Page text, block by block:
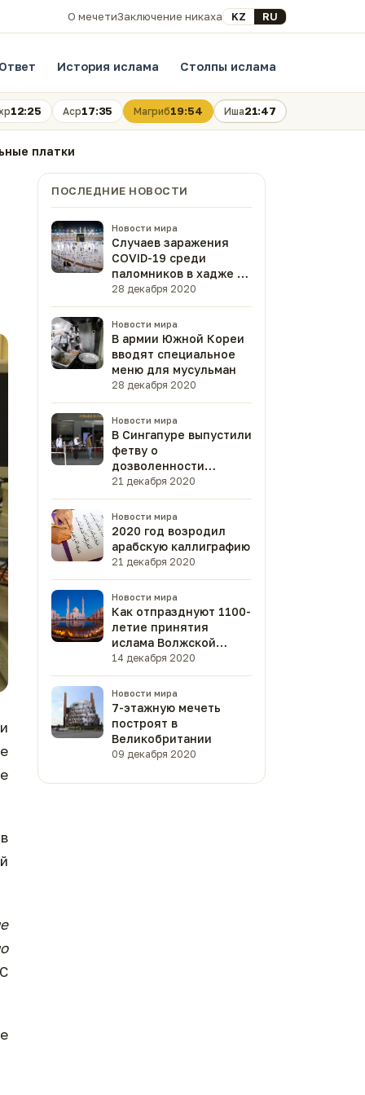
О мечетиЗаключение никахаВыберите язык
KZ RU
История ислама Столпы ислама
12:25 Аср17:35 Магриб19:54 Иша21:47
платки
ПОСЛЕДНИЕ НОВОСТИ
Новости мира
Случаев заражения
COVID-19 среди
паломников в хадже не
было
28 декабря 2020
Новости мира
В армии Южной Кореи
вводят специальное
меню для мусульман
28 декабря 2020
Новости мира
В Сингапуре выпустили
фетву о
дозволенности
вакцины от
коронавируса
21 декабря 2020
Новости мира
2020 год возродил
арабскую каллиграфию
21 декабря 2020
Новости мира
Как отпразднуют 1100-
летие принятия
ислама Волжской
Булгарией?
14 декабря 2020
Новости мира
7-этажную мечеть
построят в
Великобритании
09 декабря 2020